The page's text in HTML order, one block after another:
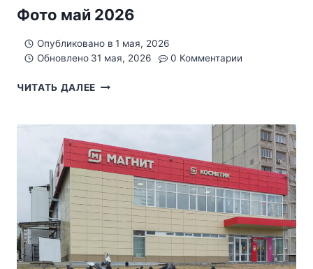
Фото май 2026
Опубликовано в 1 мая, 2026
Обновлено 31 мая, 2026 0 Комментарии
ЧИТАТЬ ДАЛЕЕ ФОТО